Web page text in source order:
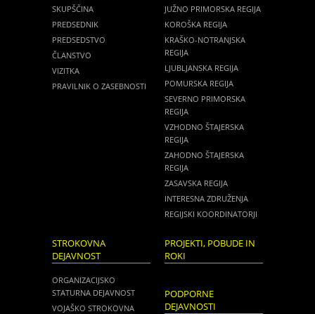
SKUPŠČINA
PREDSEDNIK
PREDSEDSTVO
ČLANSTVO
VIZITKA
PRAVILNIK O ZASEBNOSTI
JUŽNO PRIMORSKA REGIJA
KOROŠKA REGIJA
KRAŠKO-NOTRANJSKA
REGIJA
LJUBLJANSKA REGIJA
POMURSKA REGIJA
SEVERNO PRIMORSKA
REGIJA
VZHODNO ŠTAJERSKA
REGIJA
ZAHODNO ŠTAJERSKA
REGIJA
ZASAVSKA REGIJA
INTERESNA ZDRUŽENJA
REGIJSKI KOORDINATORJI
STROKOVNA
DEJAVNOST
ORGANIZACIJSKO
STATURNA DEJAVNOST
VOJAŠKO STROKOVNA
PROJEKTI, POBUDE IN
ROKI
PODPORNE
DEJAVNOSTI